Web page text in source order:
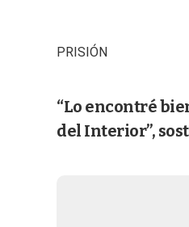
PRISIÓN
“Lo encontré
del Interior”,